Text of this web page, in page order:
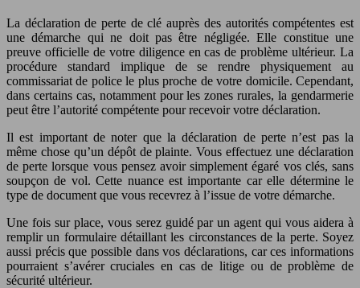
La déclaration de perte de clé auprès des autorités compétentes est
une démarche qui ne doit pas être négligée. Elle constitue une
preuve officielle de votre diligence en cas de problème ultérieur. La
procédure standard implique de se rendre physiquement au
commissariat de police le plus proche de votre domicile. Cependant,
dans certains cas, notamment pour les zones rurales, la gendarmerie
peut être l’autorité compétente pour recevoir votre déclaration.
Il est important de noter que la déclaration de perte n’est pas la
même chose qu’un dépôt de plainte. Vous effectuez une déclaration
de perte lorsque vous pensez avoir simplement égaré vos clés, sans
soupçon de vol. Cette nuance est importante car elle détermine le
type de document que vous recevrez à l’issue de votre démarche.
Une fois sur place, vous serez guidé par un agent qui vous aidera à
remplir un formulaire détaillant les circonstances de la perte. Soyez
aussi précis que possible dans vos déclarations, car ces informations
pourraient s’avérer cruciales en cas de litige ou de problème de
sécurité ultérieur.